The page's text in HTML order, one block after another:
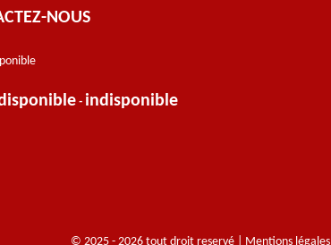
NOUS
- indisponible
© 2025 - 2026 tout droit reservé | Mentions légales